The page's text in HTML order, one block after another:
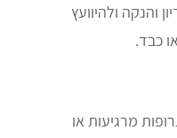
ולהיוועץ
מרגיעות או